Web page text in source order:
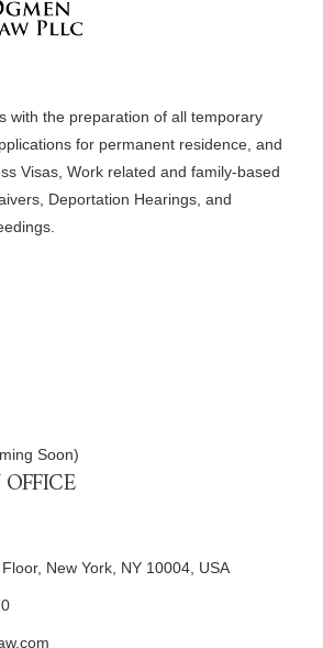
with the preparation of all temporary
for permanent residence, and
Visas, Work related and family-based
Deportation Hearings, and
Soon)
New York, NY 10004, USA